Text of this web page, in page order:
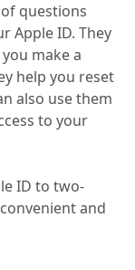
questions
Apple ID. They
make a
help you reset
also use them
to your
ID to two-
and